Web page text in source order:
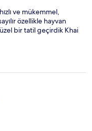
ve mükemmel,
özellikle hayvan
bir tatil geçirdik Khai